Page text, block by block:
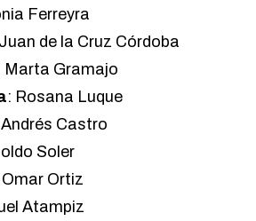
Ferreyra
de la Cruz Córdoba
Marta Gramajo
: Rosana Luque
Andrés Castro
Soler
Omar Ortiz
Atampiz